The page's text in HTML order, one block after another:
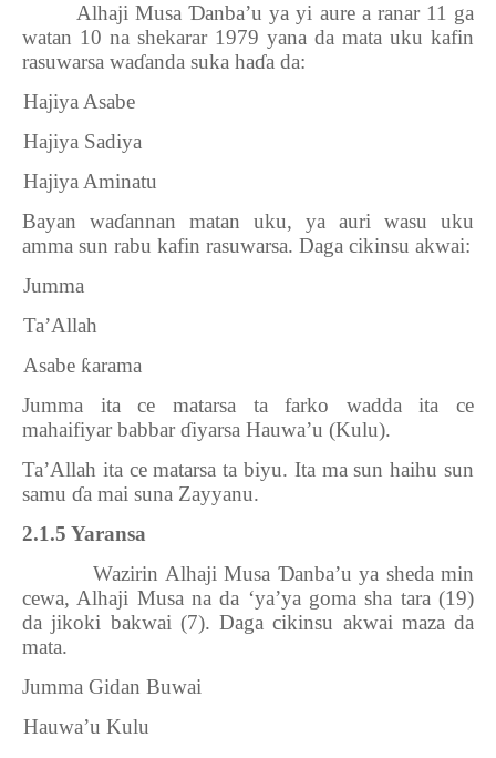
Alhaji MusaƊanba’u ya yi aure a ranar 11 ga
watan 10 na shekarar 1979 yana da mata uku kafin
rasuwarsa waɗanda suka haɗa da:
Hajiya Asabe
Hajiya Sadiya
Hajiya Aminatu
Bayan waɗannan matan uku, ya auri wasu uku
amma sun rabu kafin rasuwarsa. Daga cikinsu akwai:
Jumma
Ta’Allah
Asabe ƙarama
Jumma ita ce matarsa ta farko wadda ita ce
mahaifiyar babbarɗiyarsa Hauwa’u (Kulu).
Ta’Allah ita ce matarsa ta biyu. Ita ma sun haihu sun
samu ɗa mai suna Zayyanu.
2.1.5 Yaransa
Wazirin Alhaji Musa Ɗanba’u ya sheda min
cewa, Alhaji Musa na da ‘ya’ya goma sha tara (19)
da jikoki bakwai (7). Daga cikinsu akwai maza da
mata.
Jumma Gidan Buwai
Hauwa’u Kulu